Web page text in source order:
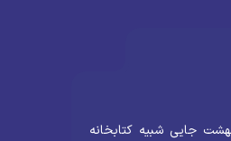
جایی شبیه کتابخانه